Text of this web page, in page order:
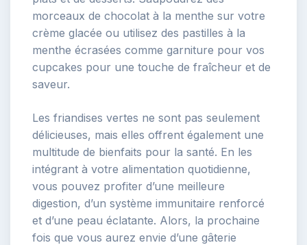
morceaux de chocolat à la menthe sur votre
crème glacée ou utilisez des pastilles à la
menthe écrasées comme garniture pour vos
cupcakes pour une touche de fraîcheur et de
saveur.
Les friandises vertes ne sont pas seulement
délicieuses, mais elles offrent également une
multitude de bienfaits pour la santé. En les
intégrant à votre alimentation quotidienne,
vous pouvez profiter d’une meilleure
digestion, d’un système immunitaire renforcé
et d’une peau éclatante. Alors, la prochaine
fois que vous aurez envie d’une gâterie